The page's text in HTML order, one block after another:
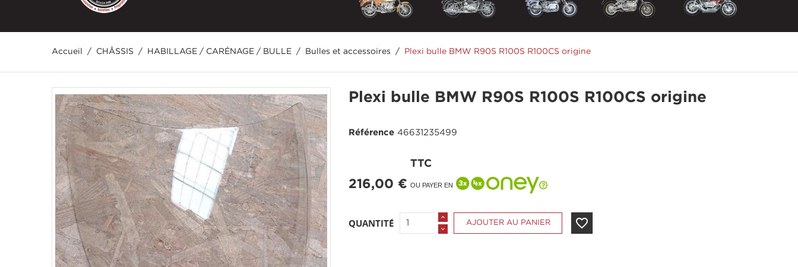
Accueil CHÂSSIS HABILLAGE / CARÉNAGE / BULLE Bulles et accessoires Plexi bulle BMW R90S R100S R100CS origine
Plexi bulle BMW R90S R100S R100CS origine
Référence 46631235499
216,00 €
TTC
OU PAYER EN
QUANTITÉ AJOUTER AU PANIER favorite_border